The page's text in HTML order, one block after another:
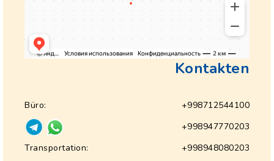
Kontakten
Büro:
+998712544100
+998947770203
Transportation:
+998948080203